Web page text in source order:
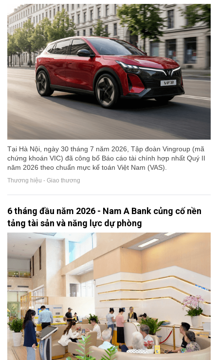
Tại Hà Nội, ngày 30 tháng 7 năm 2026, Tập đoàn Vingroup (mã
chứng khoán VIC) đã công bố Báo cáo tài chính hợp nhất Quý II
năm 2026 theo chuẩn mực kế toán Việt Nam (VAS).
Thương hiệu - Giao thương
6 tháng đầu năm 2026 - Nam A Bank củng cố nền
tảng tài sản và năng lực dự phòng